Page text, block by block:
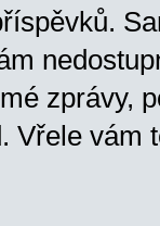
zprávy,
Vřele vám